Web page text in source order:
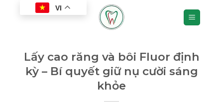
Lấy cao răng và bôi Fluor định
kỳ – Bí quyết giữ nụ cười sáng
khỏe
VI